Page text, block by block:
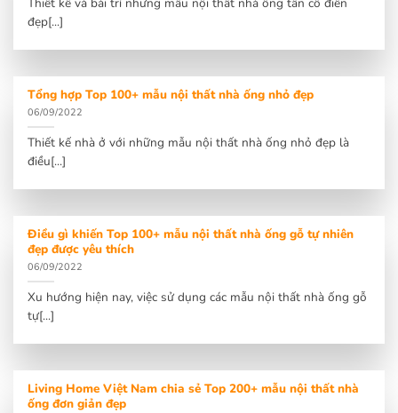
Thiết kế và bài trí những mẫu nội thất nhà ống tân cổ điển
đẹp[...]
Tổng hợp Top 100+ mẫu nội thất nhà ống nhỏ đẹp
06/09/2022
Thiết kế nhà ở với những mẫu nội thất nhà ống nhỏ đẹp là
điều[...]
Điều gì khiến Top 100+ mẫu nội thất nhà ống gỗ tự nhiên
đẹp được yêu thích
06/09/2022
Xu hướng hiện nay, việc sử dụng các mẫu nội thất nhà ống gỗ
tự[...]
Living Home Việt Nam chia sẻ Top 200+ mẫu nội thất nhà
ống đơn giản đẹp